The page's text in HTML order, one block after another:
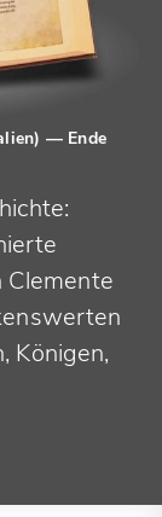
— Ende
Clemente
Königen,